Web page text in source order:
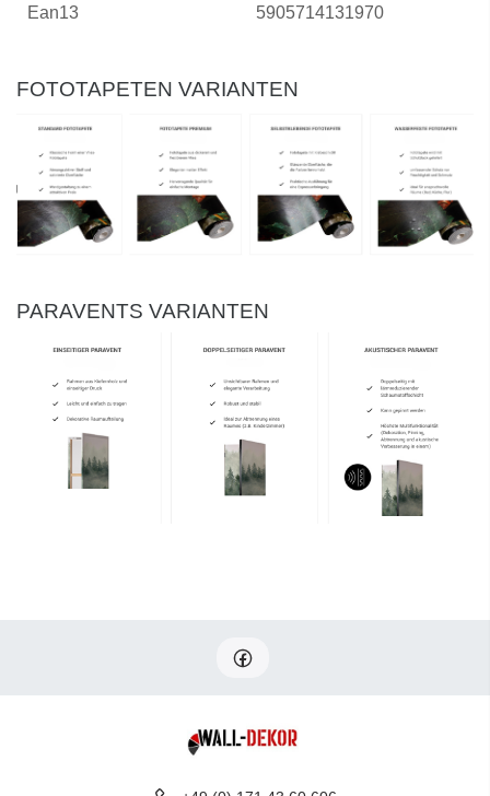
Ean13 5905714131970
FOTOTAPETEN VARIANTEN
PARAVENTS VARIANTEN